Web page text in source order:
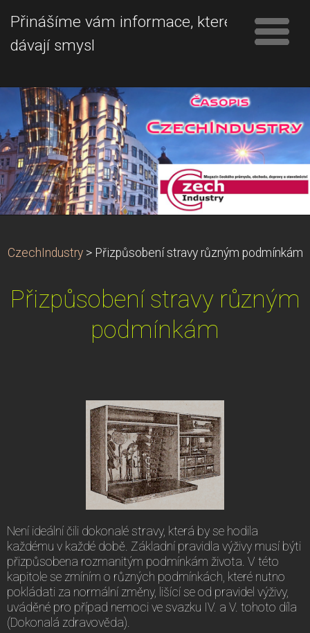
Přinášíme vám informace, které
dávají smysl
CzechIndustry > Přizpůsobení stravy různým podmínkám
Přizpůsobení stravy různým
podmínkám
Není ideální čili dokonalé stravy, která by se hodila
každému v každé době. Základní pravidla výživy musí býti
přizpůsobena rozmanitým podmínkám života. V této
kapitole se zmíním o různých podmínkách, které nutno
pokládati za normální změny, lišící se od pravidel výživy,
uváděné pro případ nemoci ve svazku IV. a V. tohoto díla
(Dokonalá zdravověda).